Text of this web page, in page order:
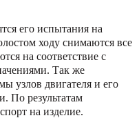
его испытания на
ходу снимаются все
на соответствие с
Так же
узлов двигателя и его
По результатам
на изделие.